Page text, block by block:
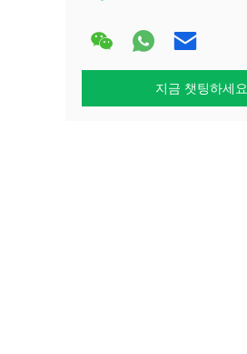
지금 챗팅하세요